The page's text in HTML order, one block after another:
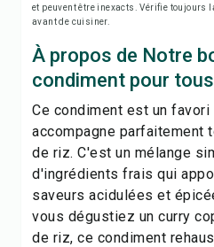
et peuvent être inexacts. Vérifie toujours
avant de cuisiner.
À propos de Notre
condiment pour
Ce condiment est un
accompagne parfaitement
de riz. C'est un mélange
d'ingrédients frais qui
saveurs acidulées et
vous dégustiez un curry
de riz, ce condiment